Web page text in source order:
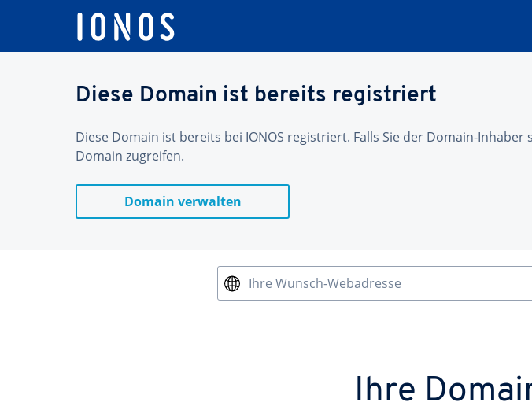
Diese Domain ist bereits registriert
Diese Domain ist bereits bei IONOS registriert. Falls Sie der Domain-
Domain zugreifen.
Domain verwalten
Ihre Wunsch-Webadresse
Ihre